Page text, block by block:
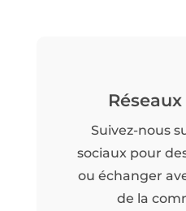
Suivez-nous
sociaux pour
ou échanger
de la